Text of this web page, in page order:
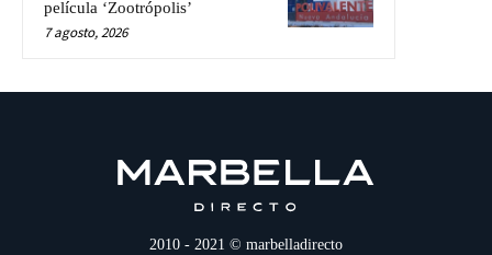
película ‘Zootrópolis’
7 agosto, 2026
2010 - 2021 © marbelladirecto